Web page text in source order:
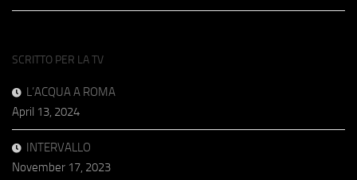
SCRITTO PER LA TV
L’ACQUA A ROMA
April 13, 2024
INTERVALLO
November 17, 2023